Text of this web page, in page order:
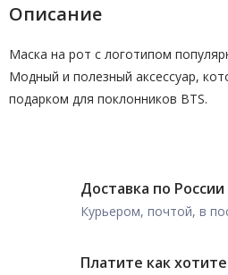
Описание
Маска на рот с логотипом
Модный и полезный аксессуар,
подарком для поклонников BTS.
Доставка по России
Курьером, почтой, в
Платите как хотите